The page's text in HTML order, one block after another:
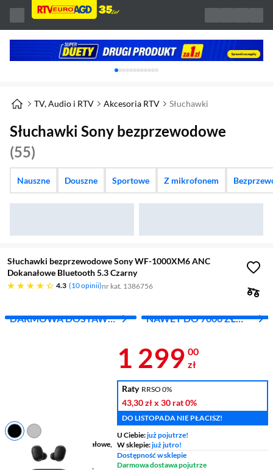
Karuzela z banerami, aktualny element 1 z
TV, Audio i RTV Akcesoria RTV Słuchawki
Słuchawki Sony bezprzewodowe
(55)
Nauszne Douszne Sportowe Z mikrofonem
Słuchawki bezprzewodowe Sony WF-1000XM6 ANC
Dokanałowe Bluetooth 5.3 Czarny
4.3
4.3 gwiazdek 10 opinii nr kat. 1386756
DARMOWA DOSTAWA
NAWET DO 7000 ZŁ
Budowa słuchawek
dokanałowe,
True Wireless
Cena 1 299
1 299 00
zł
Raty RRSO 0%
43,30 złx 30 rat0%
DO LISTOPADA NIE PŁACISZ!
U Ciebie:już pojutrze!
W sklepie:już jutro!
Dostępność w sklepie
Darmowa dostawa pojutrze